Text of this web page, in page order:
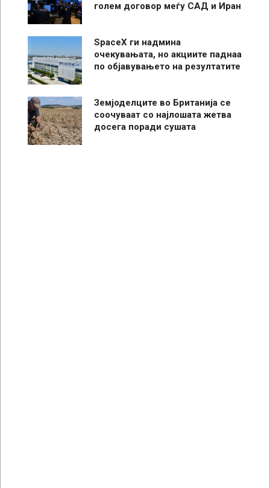
голем договор меѓу САД и Иран
SpaceX ги надмина
очекувањата, но акциите паднаа
по објавувањето на резултатите
Земјоделците во Британија се
соочуваат со најлошата жетва
досега поради сушата